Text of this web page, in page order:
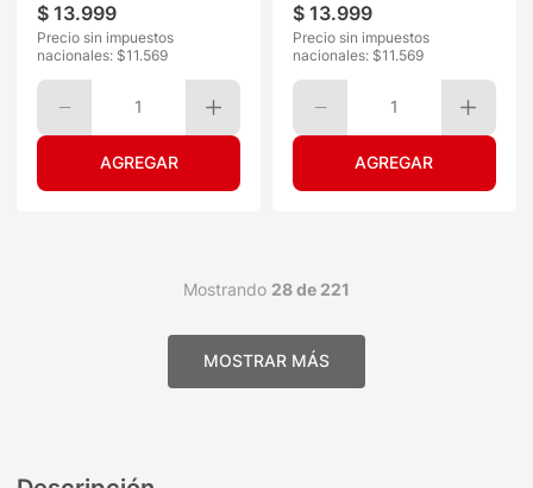
$ 13.999
Precio sin impuestos
nacionales: $11.569
1
$ 13.999
Precio sin impuestos
nacionales: $11.569
1
Mostrando 28 de 221